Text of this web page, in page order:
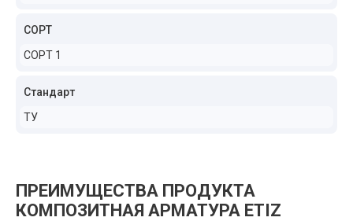
СОРТ
СОРТ 1
Стандарт
ТУ
ПРЕИМУЩЕСТВА ПРОДУКТА
КОМПОЗИТНАЯ АРМАТУРА ETIZ